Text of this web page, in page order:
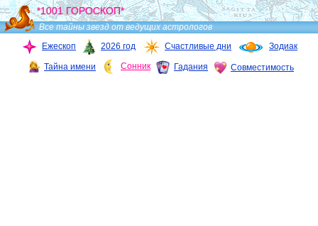
*1001 ГОРОСКОП*
Все тайны звезд от ведущих астрологов
Ежескоп
2026 год Счастливые дни Зодиак
Тайна имени Сонник Гадания Совместимость